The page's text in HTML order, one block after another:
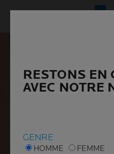
RESTONS EN
AVEC NOTRE
GENRE
HOMME FEMME
RESTONS EN
AVEC NOTRE
GENRE
HOMME FEMME